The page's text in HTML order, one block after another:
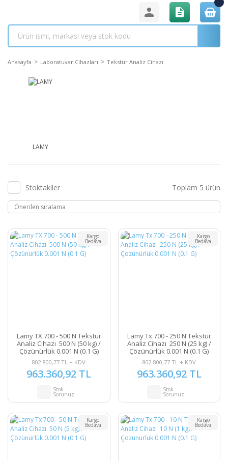
Anasayfa Laboratuvar Cihazları Tekstür Analiz Cihazı
LAMY
Stoktakiler Toplam 5 ürün
Kargo
Bedava
Lamy TX 700 - 500 N Tekstür
Analiz Cihazı 500 N (50 kg) /
Çözünürlük 0.001 N (0.1 G)
802.800,77 TL + KDV
963.360,92 TL
Stok
Sorunuz
Kargo
Bedava
Lamy Tx 700 - 250 N Tekstür
Analiz Cihazı 250 N (25 kg) /
Çözünürlük 0.001 N (0.1 G)
802.800,77 TL + KDV
963.360,92 TL
Stok
Sorunuz
Kargo
Bedava
Kargo
Bedava